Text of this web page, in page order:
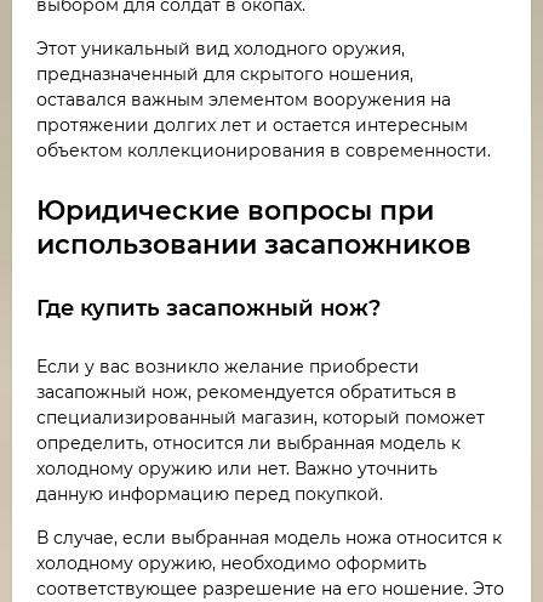
выбором для солдат в окопах.
Этот уникальный вид холодного оружия,
предназначенный для скрытого ношения,
оставался важным элементом вооружения на
протяжении долгих лет и остается интересным
объектом коллекционирования в современности.
Юридические вопросы при
использовании засапожников
Где купить засапожный нож?
Если у вас возникло желание приобрести
засапожный нож, рекомендуется обратиться в
специализированный магазин, который поможет
определить, относится ли выбранная модель к
холодному оружию или нет. Важно уточнить
данную информацию перед покупкой.
В случае, если выбранная модель ножа относится к
холодному оружию, необходимо оформить
соответствующее разрешение на его ношение. Это